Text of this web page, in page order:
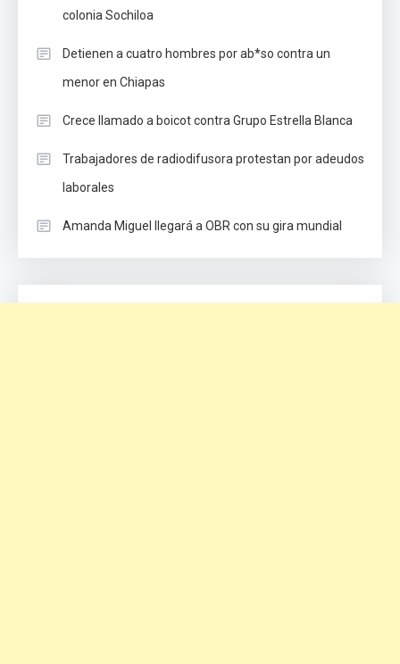
colonia Sochiloa
Detienen a cuatro hombres por ab*so contra un
menor en Chiapas
Crece llamado a boicot contra Grupo Estrella Blanca
Trabajadores de radiodifusora protestan por adeudos
laborales
Amanda Miguel llegará a OBR con su gira mundial